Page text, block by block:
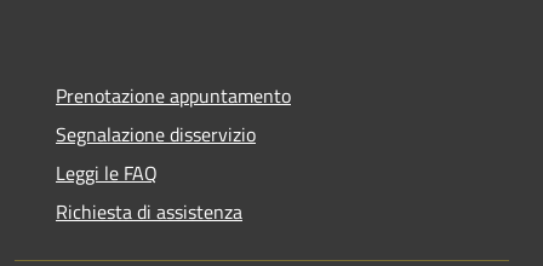
Prenotazione appuntamento
Segnalazione disservizio
Leggi le FAQ
Richiesta di assistenza